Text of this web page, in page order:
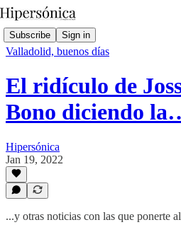
Subscribe Sign in
Valladolid, buenos días
El ridículo de
Bono diciendo
Hipersónica
Jan 19, 2022
...y otras noticias con las que ponerte